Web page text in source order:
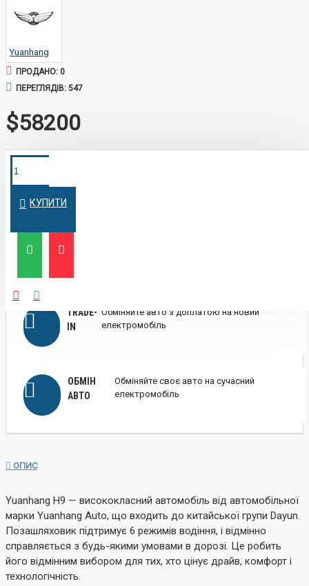
Yuanhang
ПРОДАНО: 0
ПЕРЕГЛЯДІВ: 547
$58200
КУПИТИ
КРЕДИТ
TRADE-
IN
Обміняйте авто з доплатою на новий
електромобіль
ОБМІН
АВТО
Обміняйте своє авто на сучасний
електромобіль
ОПИС
Yuanhang H9 — висококласний автомобіль від автомобільної
марки Yuanhang Auto, що входить до китайської групи Dayun.
Позашляховик підтримує 6 режимів водіння, і відмінно
справляється з будь-якими умовами в дорозі. Це робить
його відмінним вибором для тих, хто цінує драйв, комфорт і
технологічність.